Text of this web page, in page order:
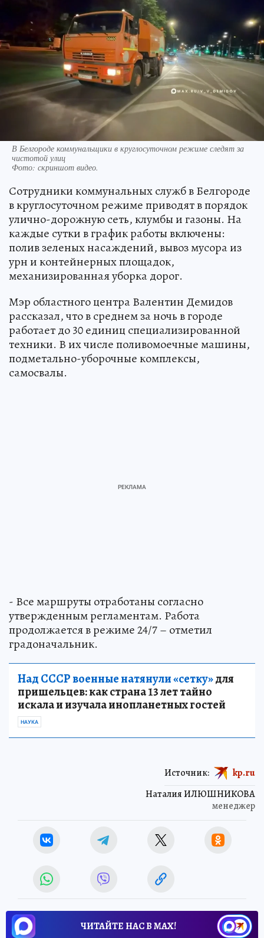
В Белгороде коммунальщики в круглосуточном режиме следят за
чистотой улиц
Фото: скриншот видео.
Сотрудники коммунальных служб в Белгороде
в круглосуточном режиме приводят в порядок
улично-дорожную сеть, клумбы и газоны. На
каждые сутки в график работы включены:
полив зеленых насаждений, вывоз мусора из
урн и контейнерных площадок,
механизированная уборка дорог.
Мэр областного центра Валентин Демидов
рассказал, что в среднем за ночь в городе
работает до 30 единиц специализированной
техники. В их числе поливомоечные машины,
подметально-уборочные комплексы,
самосвалы.
- Все маршруты отработаны согласно
утвержденным регламентам. Работа
продолжается в режиме 24/7 – отметил
градоначальник.
Над СССР военные натянули «сетку»для
пришельцев: как страна 13 лет тайно
искала и изучала инопланетных гостей
НАУКА
Наталия ИЛЮШНИКОВА
менеджер
Источник: kp.ru
ЧИТАЙТЕ НАС В МАХ!